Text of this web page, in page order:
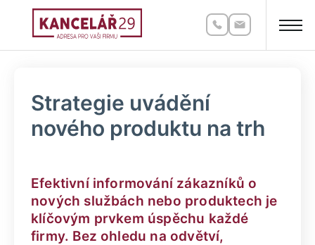
Strategie uvádění
nového produktu na trh
Efektivní informování zákazníků o
nových službách nebo produktech je
klíčovým prvkem úspěchu každé
firmy. Bez ohledu na odvětví,